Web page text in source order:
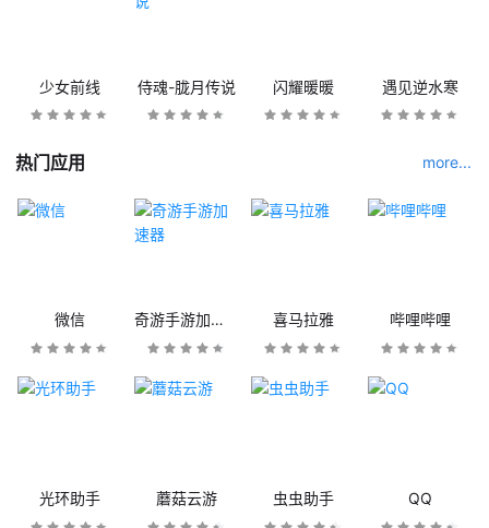
少女前线 侍魂-胧月传说 闪耀暖暖 遇见逆水寒
热门应用 more...
微信 奇游手游加速器 喜马拉雅 哔哩哔哩
光环助手 蘑菇云游 虫虫助手 QQ